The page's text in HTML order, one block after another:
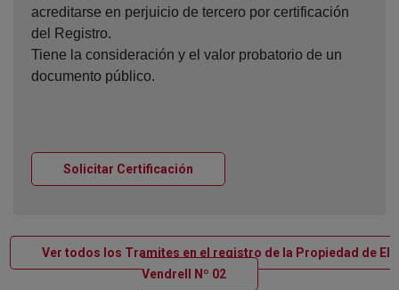
acreditarse en perjuicio de tercero por certificación
del Registro.
Tiene la consideración y el valor probatorio de un
documento público.
Solicitar Certificación
Ver todos los Tramites en el registro de la Propiedad de El
Vendrell Nº 02Ventana nueva